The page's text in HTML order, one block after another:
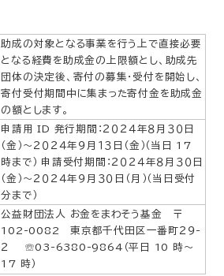
助成の対象となる事業を行う上で直接必要
となる経費を助成金の上限額とし、助成先
団体の決定後、寄付の募集・受付を開始し、
寄付受付期間中に集まった寄付金を助成金
の額とします。
申請用 ID 発行期間：２０２４年８月３０日
（金）～２０２４年９月１３日（金）（当日 17
時まで） 申請受付期間：２０２４年８月３０日
（金）～２０２４年９月３０日（月）（当日受付
分まで）
公益財団法人 お金をまわそう基金 〒
102-0082 東京都千代田区一番町２９-
２ ☏03-6380-9864（平日 10 時～
17 時）